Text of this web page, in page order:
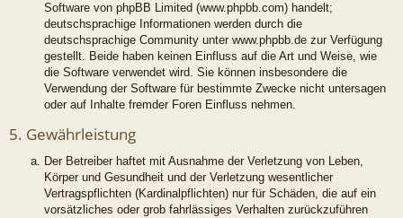
Software von phpBB Limited (www.phpbb.com) handelt;
deutschsprachige Informationen werden durch die
deutschsprachige Community unter www.phpbb.de zur Verfügung
gestellt. Beide haben keinen Einfluss auf die Art und Weise, wie
die Software verwendet wird. Sie können insbesondere die
Verwendung der Software für bestimmte Zwecke nicht untersagen
oder auf Inhalte fremder Foren Einfluss nehmen.
5. Gewährleistung
Der Betreiber haftet mit Ausnahme der Verletzung von Leben,
Körper und Gesundheit und der Verletzung wesentlicher
Vertragspflichten (Kardinalpflichten) nur für Schäden, die auf ein
vorsätzliches oder grob fahrlässiges Verhalten zurückzuführen